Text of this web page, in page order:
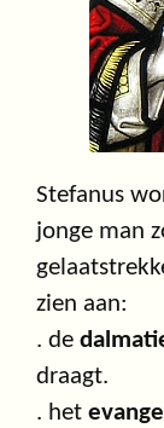
Stefanus
jonge man
zien aan:
. de
draagt.
. het